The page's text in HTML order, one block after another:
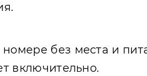
без места и
включительно.